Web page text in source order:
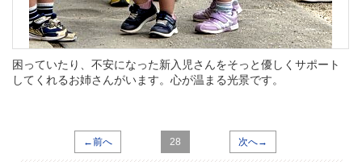
困っていたり、不安になった新入児さんをそっと優しくサポート
してくれるお姉さんがいます。心が温まる光景です。
←前へ 28 次へ→